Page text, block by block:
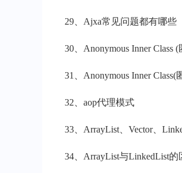
29、Ajxa常见问题都有哪些
30、Anonymous Inner Class
31、Anonymous Inner
32、aop代理模式
33、ArrayList、Vector、
34、ArrayList与LinkedList的